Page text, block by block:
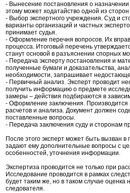
- Вынесение постановления о
этому может ходатайство одной из
- Выбор экспертного учреждения. Суд и
варианты организаций и частных
принимает судья.
- Оформление перечня вопросов. Их
процесса. Итоговый перечень
станут основой в разъяснении спорных
- Передача эксперту постановления и
полученные бумаги и доказательства,
необходимости, запрашивает
- Первичный анализ. Эксперт проводит
получить информацию о предмете
замеры – действия подбираются в
- Оформление заключения.
расчетов и анализа. Документ должен
поставленные вопросы.
- Передача заключения суду и сторонам
После этого эксперт может быть вызван
задают ему дополнительные вопросы с
особенностей, уточнения информации.
Экспертиза проводится не только при
Исследование проводится в рамках
будет таким же, но в таком случае оценка
следователя.